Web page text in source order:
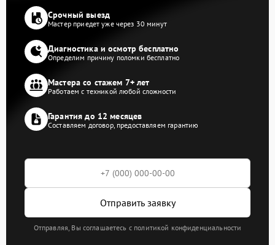
Срочный выезд
Мастер приедет уже через 30 минут
Диагностика и осмотр бесплатно
Определим причину поломки бесплатно
Мастера со стажем 7+ лет
Работаем с техникой любой сложности
Гарантия до 12 месяцев
Составляем договор, предоставляем гарантию
Отправить заявку
Отправляя, Вы соглашаетесь с политикой конфиденциальности